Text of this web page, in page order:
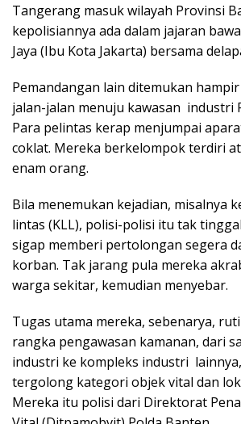
Tangerang masuk wilayah Provinsi
kepolisiannya ada dalam jajaran
Jaya (Ibu Kota Jakarta) bersama
Pemandangan lain ditemukan
jalan-jalan menuju kawasan industri
Para pelintas kerap menjumpai
coklat. Mereka berkelompok terdiri
enam orang.
Bila menemukan kejadian, misalnya
lintas (KLL), polisi-polisi itu tak
sigap memberi pertolongan segera
korban. Tak jarang pula mereka
warga sekitar, kemudian menyebar.
Tugas utama mereka, sebenarya,
rangka pengawasan kamanan, dari
industri ke kompleks industri
tergolong kategori objek vital dan
Mereka itu polisi dari Direktorat